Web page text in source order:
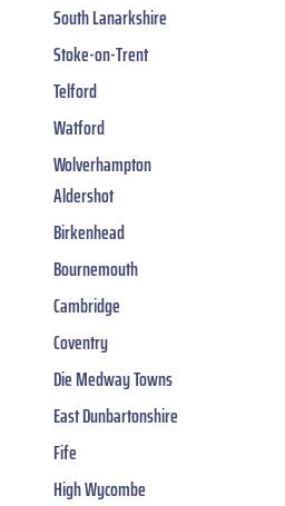
South Lanarkshire
Stoke-on-Trent
Telford
Watford
Wolverhampton
Aldershot
Birkenhead
Bournemouth
Cambridge
Coventry
Die Medway Towns
East Dunbartonshire
Fife
High Wycombe